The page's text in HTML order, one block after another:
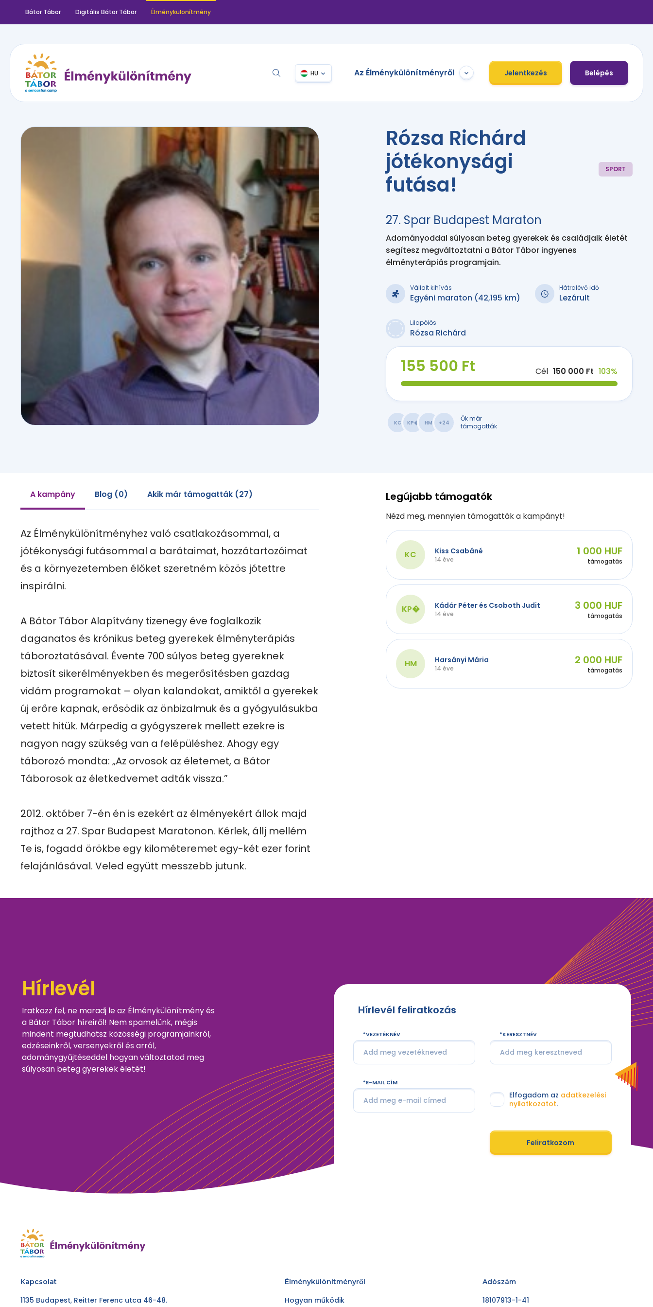
Bátor Tábor Digitális Bátor Tábor Élménykülönítmény
HU Az Élménykülönítményről Jelentkezés Belépés
Rózsa Richárd
jótékonysági
futása!
SPORT
27. Spar Budapest Maraton
Adományoddal súlyosan beteg gyerekek és családjaik életét
segítesz megváltoztatni a Bátor Tábor ingyenes
élményterápiás programjain.
Vállalt kihívás
Egyéni maraton (42,195 km)
Hátralévő idő
Lezárult
Lilapólós
Rózsa Richárd
155 500 Ft Cél 150 000 Ft 103%
KC KP� HM +24
Ők már
támogatták
A kampány Blog (0) Akik már támogatták (27)
Az Élménykülönítményhez való csatlakozásommal, a
jótékonysági futásommal a barátaimat, hozzátartozóimat
és a környezetemben élőket szeretném közös jótettre
inspirálni.
A Bátor Tábor Alapítvány tizenegy éve foglalkozik
daganatos és krónikus beteg gyerekek élményterápiás
táboroztatásával. Évente 700 súlyos beteg gyereknek
biztosít sikerélményekben és megerősítésben gazdag
vidám programokat – olyan kalandokat, amiktől a gyerekek
új erőre kapnak, erősödik az önbizalmuk és a gyógyulásukba
vetett hitük. Márpedig a gyógyszerek mellett ezekre is
nagyon nagy szükség van a felépüléshez. Ahogy egy
táborozó mondta: „Az orvosok az életemet, a Bátor
Táborosok az életkedvemet adták vissza.”
2012. október 7-én én is ezekért az élményekért állok majd
rajthoz a 27. Spar Budapest Maratonon. Kérlek, állj mellém
Te is, fogadd örökbe egy kilométeremet egy-két ezer forint
felajánlásával. Veled együtt messzebb jutunk.
Legújabb támogatók
Nézd meg, mennyien támogatták a kampányt!
KC Kiss Csabáné
14 éve
1 000 HUF
támogatás
KP� Kádár Péter és Csoboth Judit
14 éve
3 000 HUF
támogatás
HM Harsányi Mária
14 éve
2 000 HUF
támogatás
Hírlevél
Iratkozz fel, ne maradj le az Élménykülönítmény és
a Bátor Tábor híreiről! Nem spamelünk, mégis
mindent megtudhatsz közösségi programjainkról,
edzéseinkről, versenyekről és arról,
adománygyűjtéseddel hogyan változtatod meg
súlyosan beteg gyerekek életét!
Hírlevél feliratkozás
VEZETÉKNÉV KERESZTNÉV
E-MAIL CÍM
Elfogadom az adatkezelési
nyilatkozatot.
Feliratkozom
Kapcsolat
1135 Budapest, Reitter Ferenc utca 46-48.
Élménykülönítményről
Hogyan működik
Adószám
18107913-1-41